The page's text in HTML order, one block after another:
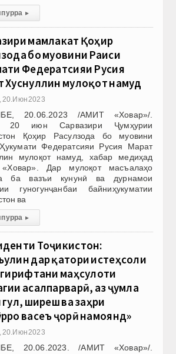
пурра ▸
мамлакат Қоҳир
бо муовини Раиси
Федератсияи Русия
Хуснуллин мулоқот намуд
20.Июн 2023
20.06.2023 /АМИТ «Ховар»/.
20 июн Сарвазири Ҷумҳурии
Қоҳир Расулзода бо муовини
Федератсияи Русия Марат
мулоқот намуд, хабар медиҳад
Дар мулоқот масъалаҳо
ба вазъи кунунӣ ва дурнамои
гуногунҷанбаи байниҳукуматии
ва
пурра ▸
Тоҷикистон:
дар қатори истеҳсоли
маҳсулоти
асалпарварӣ, аз ҷумла
гул, ширеш ва заҳри
васеъ ҷорӣ намоянд»
20.Июн 2023
20.06.2023. /АМИТ «Ховар»/.